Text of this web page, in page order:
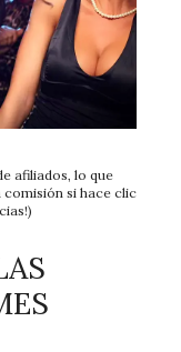
afiliados, lo que
comisión si hace clic